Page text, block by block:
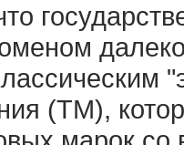
(ТМ),